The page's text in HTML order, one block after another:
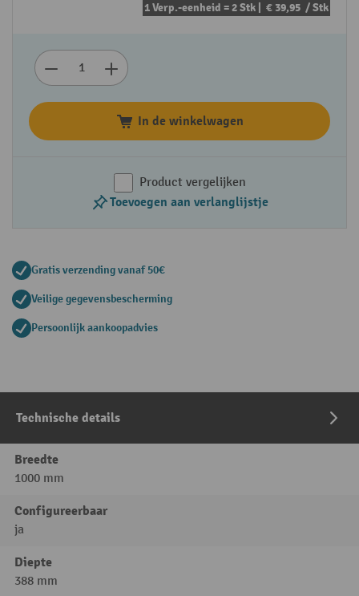
1 Verp.-eenheid = 2 Stk | € 39,95 / Stk
In de winkelwagen
Product vergelijken
Toevoegen aan verlanglijstje
Gratis verzending vanaf 50€
Veilige gegevensbescherming
Persoonlijk aankoopadvies
Technische details
Breedte
1000 mm
Configureerbaar
ja
Diepte
388 mm